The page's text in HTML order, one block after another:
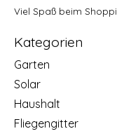
Viel Spaß beim
Kategorien
Garten
Solar
Haushalt
Fliegengitter